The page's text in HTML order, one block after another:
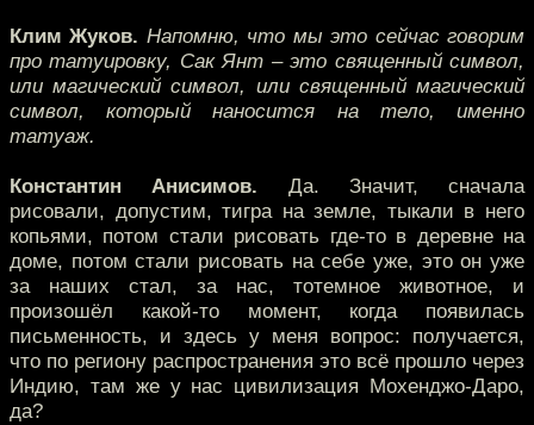
Клим Жуков. Напомню, что мы это сейчас говорим
про татуировку, Сак Янт – это священный символ,
или магический символ, или священный магический
символ, который наносится на тело, именно
татуаж.
Константин Анисимов. Да. Значит, сначала
рисовали, допустим, тигра на земле, тыкали в него
копьями, потом стали рисовать где-то в деревне на
доме, потом стали рисовать на себе уже, это он уже
за наших стал, за нас, тотемное животное, и
произошёл какой-то момент, когда появилась
письменность, и здесь у меня вопрос: получается,
что по региону распространения это всё прошло через
Индию, там же у нас цивилизация Мохенджо-Даро,
да?